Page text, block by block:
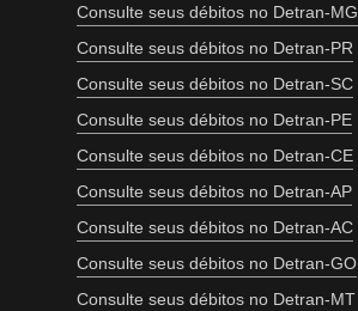
Consulte seus débitos no Detran-MG
Consulte seus débitos no Detran-PR
Consulte seus débitos no Detran-SC
Consulte seus débitos no Detran-PE
Consulte seus débitos no Detran-CE
Consulte seus débitos no Detran-AP
Consulte seus débitos no Detran-AC
Consulte seus débitos no Detran-GO
Consulte seus débitos no Detran-MT